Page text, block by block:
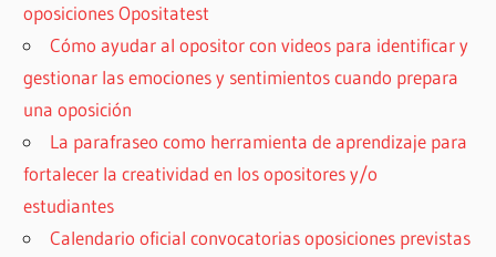
oposiciones Opositatest
Cómo ayudar al opositor con videos para identificar y
gestionar las emociones y sentimientos cuando prepara
una oposición
La parafraseo como herramienta de aprendizaje para
fortalecer la creatividad en los opositores y/o
estudiantes
Calendario oficial convocatorias oposiciones previstas